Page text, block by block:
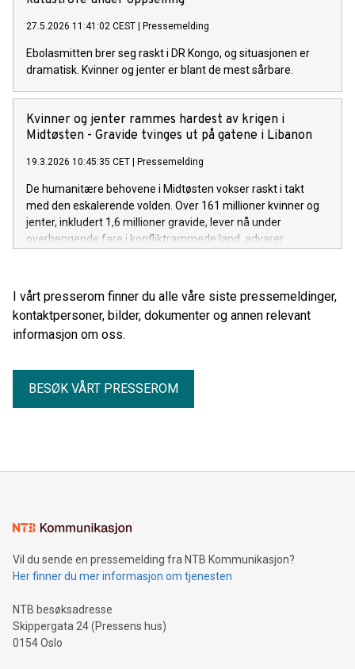
27.5.2026 11:41:02 CEST Pressemelding
Ebolasmitten brer seg raskt i DR Kongo, og situasjonen er
dramatisk. Kvinner og jenter er blant de mest sårbare.
Kvinner og jenter rammes hardest av krigen i
Midtøsten - Gravide tvinges ut på gatene i Libanon
19.3.2026 10:45:35 CET Pressemelding
De humanitære behovene i Midtøsten vokser raskt i takt
med den eskalerende volden. Over 161 millioner kvinner og
jenter, inkludert 1,6 millioner gravide, lever nå under
overhengende fare i konfliktrammede land, advarer
I vårt presserom finner du alle våre siste pressemeldinger,
kontaktpersoner, bilder, dokumenter og annen relevant
informasjon om oss.
BESØK VÅRT PRESSEROM
Vil du sende en pressemelding fra NTB Kommunikasjon?
Her finner du mer informasjon om tjenesten
NTB besøksadresse
Skippergata 24 (Pressens hus)
0154 Oslo